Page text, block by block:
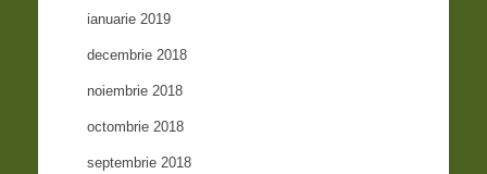
ianuarie 2019
decembrie 2018
noiembrie 2018
octombrie 2018
septembrie 2018